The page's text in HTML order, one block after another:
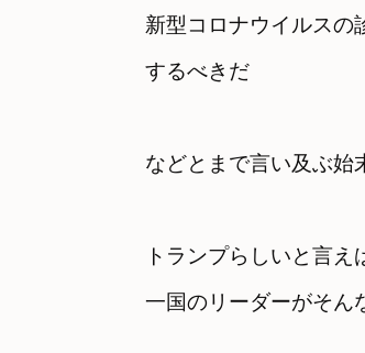
新型コロナウイルスの
するべきだ
などとまで言い及ぶ始
トランプらしいと言